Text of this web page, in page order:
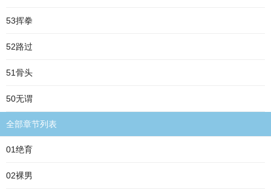
53挥拳
52路过
51骨头
50无谓
全部章节列表
01绝育
02裸男